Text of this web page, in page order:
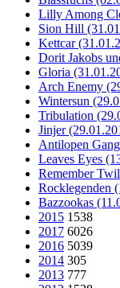
Lilly Among
Sion Hill
Kettcar
Dorit Jakobs
Gloria
Arch Enemy
Wintersun
Tribulation
Jinjer
Antilopen
Leaves Eyes
Remember
Rocklegenden
Bazzookas
2015 1538
2017 6026
2016 5039
2014 305
2013 777